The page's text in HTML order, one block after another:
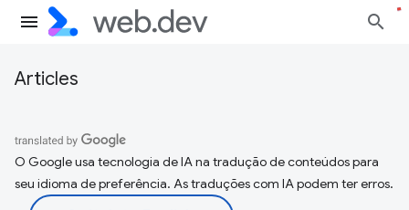
Articles
O Google usa tecnologia de IA na tradução de conteúdos para
seu idioma de preferência. As traduções com IA podem ter erros.